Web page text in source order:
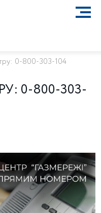
0-800-303-104
0-800-303-